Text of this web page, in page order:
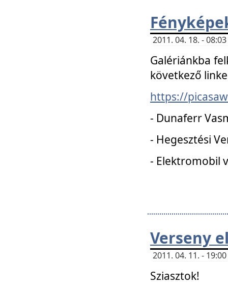
2011. 04. 18. -
Galériánkba
következő
https://
- Dunaferr
- Hegesztési
- Elektromobil
Verseny
2011. 04. 11. -
Sziasztok!